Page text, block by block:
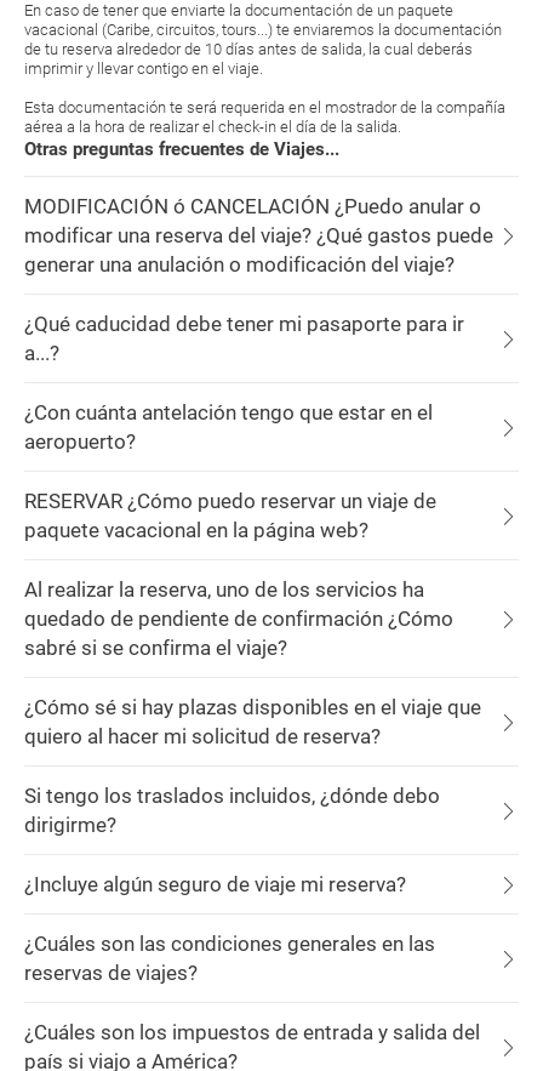
En caso de tener que enviarte la documentación de un paquete
vacacional (Caribe, circuitos, tours...) te enviaremos la documentación
de tu reserva alrededor de 10 días antes de salida, la cual deberás
imprimir y llevar contigo en el viaje.
Esta documentación te será requerida en el mostrador de la compañía
aérea a la hora de realizar el check-in el día de la salida.
Otras preguntas frecuentes de Viajes...
MODIFICACIÓN ó CANCELACIÓN ¿Puedo anular o
modificar una reserva del viaje? ¿Qué gastos puede
generar una anulación o modificación del viaje?
¿Qué caducidad debe tener mi pasaporte para ir
a...?
¿Con cuánta antelación tengo que estar en el
aeropuerto?
RESERVAR ¿Cómo puedo reservar un viaje de
paquete vacacional en la página web?
Al realizar la reserva, uno de los servicios ha
quedado de pendiente de confirmación ¿Cómo
sabré si se confirma el viaje?
¿Cómo sé si hay plazas disponibles en el viaje que
quiero al hacer mi solicitud de reserva?
Si tengo los traslados incluidos, ¿dónde debo
dirigirme?
¿Incluye algún seguro de viaje mi reserva?
¿Cuáles son las condiciones generales en las
reservas de viajes?
¿Cuáles son los impuestos de entrada y salida del
país si viajo a América?